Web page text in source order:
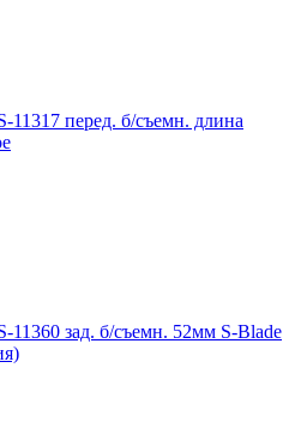
11317 перед. б/съемн. длина
11360 зад. б/съемн. 52мм S-Blade